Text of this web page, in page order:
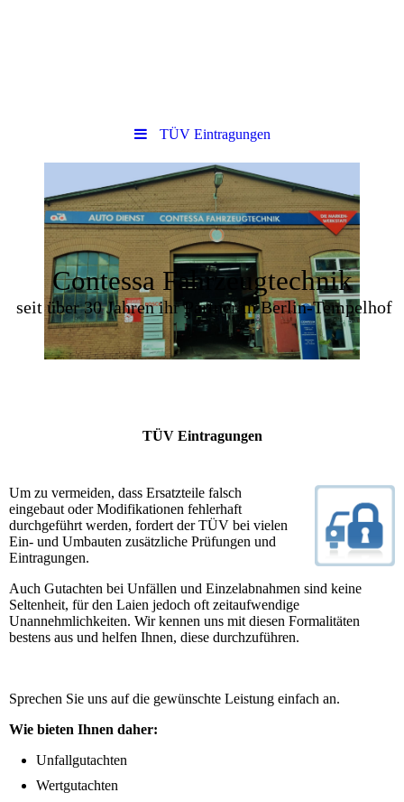
TÜV Eintragungen
Contessa Fahrzeugtechnik
seit über 30 Jahren ihr Partner in Berlin-Tempelhof
TÜV Eintragungen
Um zu vermeiden, dass Ersatzteile falsch
eingebaut oder Modifikationen fehlerhaft
durchgeführt werden, fordert der TÜV bei vielen
Ein- und Umbauten zusätzliche Prüfungen und
Eintragungen.
Auch Gutachten bei Unfällen und Einzelabnahmen sind keine
Seltenheit, für den Laien jedoch oft zeitaufwendige
Unannehmlichkeiten. Wir kennen uns mit diesen Formalitäten
bestens aus und helfen Ihnen, diese durchzuführen.
Sprechen Sie uns auf die gewünschte Leistung einfach an.
Wie bieten Ihnen daher:
Unfallgutachten
Wertgutachten